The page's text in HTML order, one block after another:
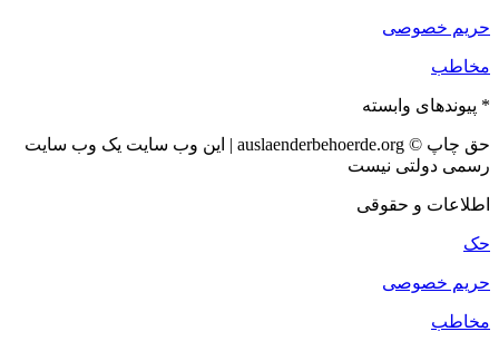
حریم خصوصی
مخاطب
* پیوندهای وابسته
حق چاپ © auslaenderbehoerde.org | این وب سایت یک وب سایت
رسمی دولتی نیست
اطلاعات و حقوقی
حک
حریم خصوصی
مخاطب